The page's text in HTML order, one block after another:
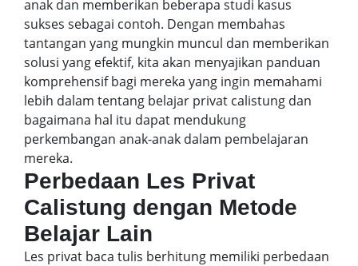
anak dan memberikan beberapa studi kasus
sukses sebagai contoh. Dengan membahas
tantangan yang mungkin muncul dan memberikan
solusi yang efektif, kita akan menyajikan panduan
komprehensif bagi mereka yang ingin memahami
lebih dalam tentang belajar privat calistung dan
bagaimana hal itu dapat mendukung
perkembangan anak-anak dalam pembelajaran
mereka.
Perbedaan Les Privat
Calistung dengan Metode
Belajar Lain
Les privat baca tulis berhitung memiliki perbedaan